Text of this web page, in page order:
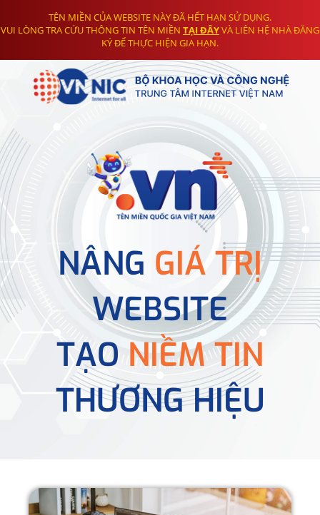
TÊN MIỀN CỦA WEBSITE NÀY ĐÃ HẾT HẠN SỬ DỤNG.
VUI LÒNG TRA CỨU THÔNG TIN TÊN MIỀN TẠI ĐÂYVÀ LIÊN HỆ NHÀ ĐĂNG
KÝ ĐỂ THỰC HIỆN GIA HẠN.
NÂNG GIÁ TRỊ
WEBSITE
TẠONIỀM TIN
THƯƠNG HIỆU